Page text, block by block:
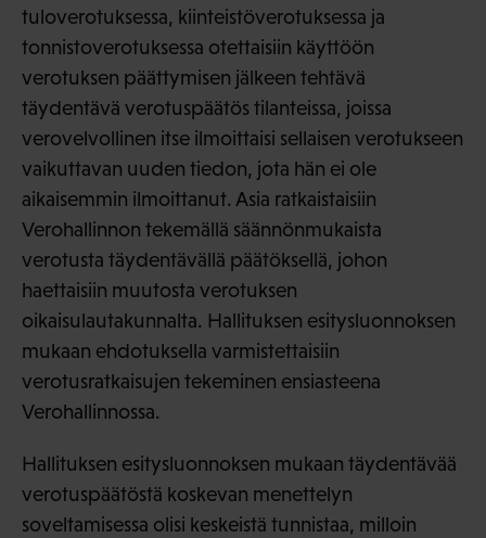
tuloverotuksessa, kiinteistöverotuksessa ja
tonnistoverotuksessa otettaisiin käyttöön
verotuksen päättymisen jälkeen tehtävä
täydentävä verotuspäätös tilanteissa, joissa
verovelvollinen itse ilmoittaisi sellaisen verotukseen
vaikuttavan uuden tiedon, jota hän ei ole
aikaisemmin ilmoittanut. Asia ratkaistaisiin
Verohallinnon tekemällä säännönmukaista
verotusta täydentävällä päätöksellä, johon
haettaisiin muutosta verotuksen
oikaisulautakunnalta. Hallituksen esitysluonnoksen
mukaan ehdotuksella varmistettaisiin
verotusratkaisujen tekeminen ensiasteena
Verohallinnossa.
Hallituksen esitysluonnoksen mukaan täydentävää
verotuspäätöstä koskevan menettelyn
soveltamisessa olisi keskeistä tunnistaa, milloin